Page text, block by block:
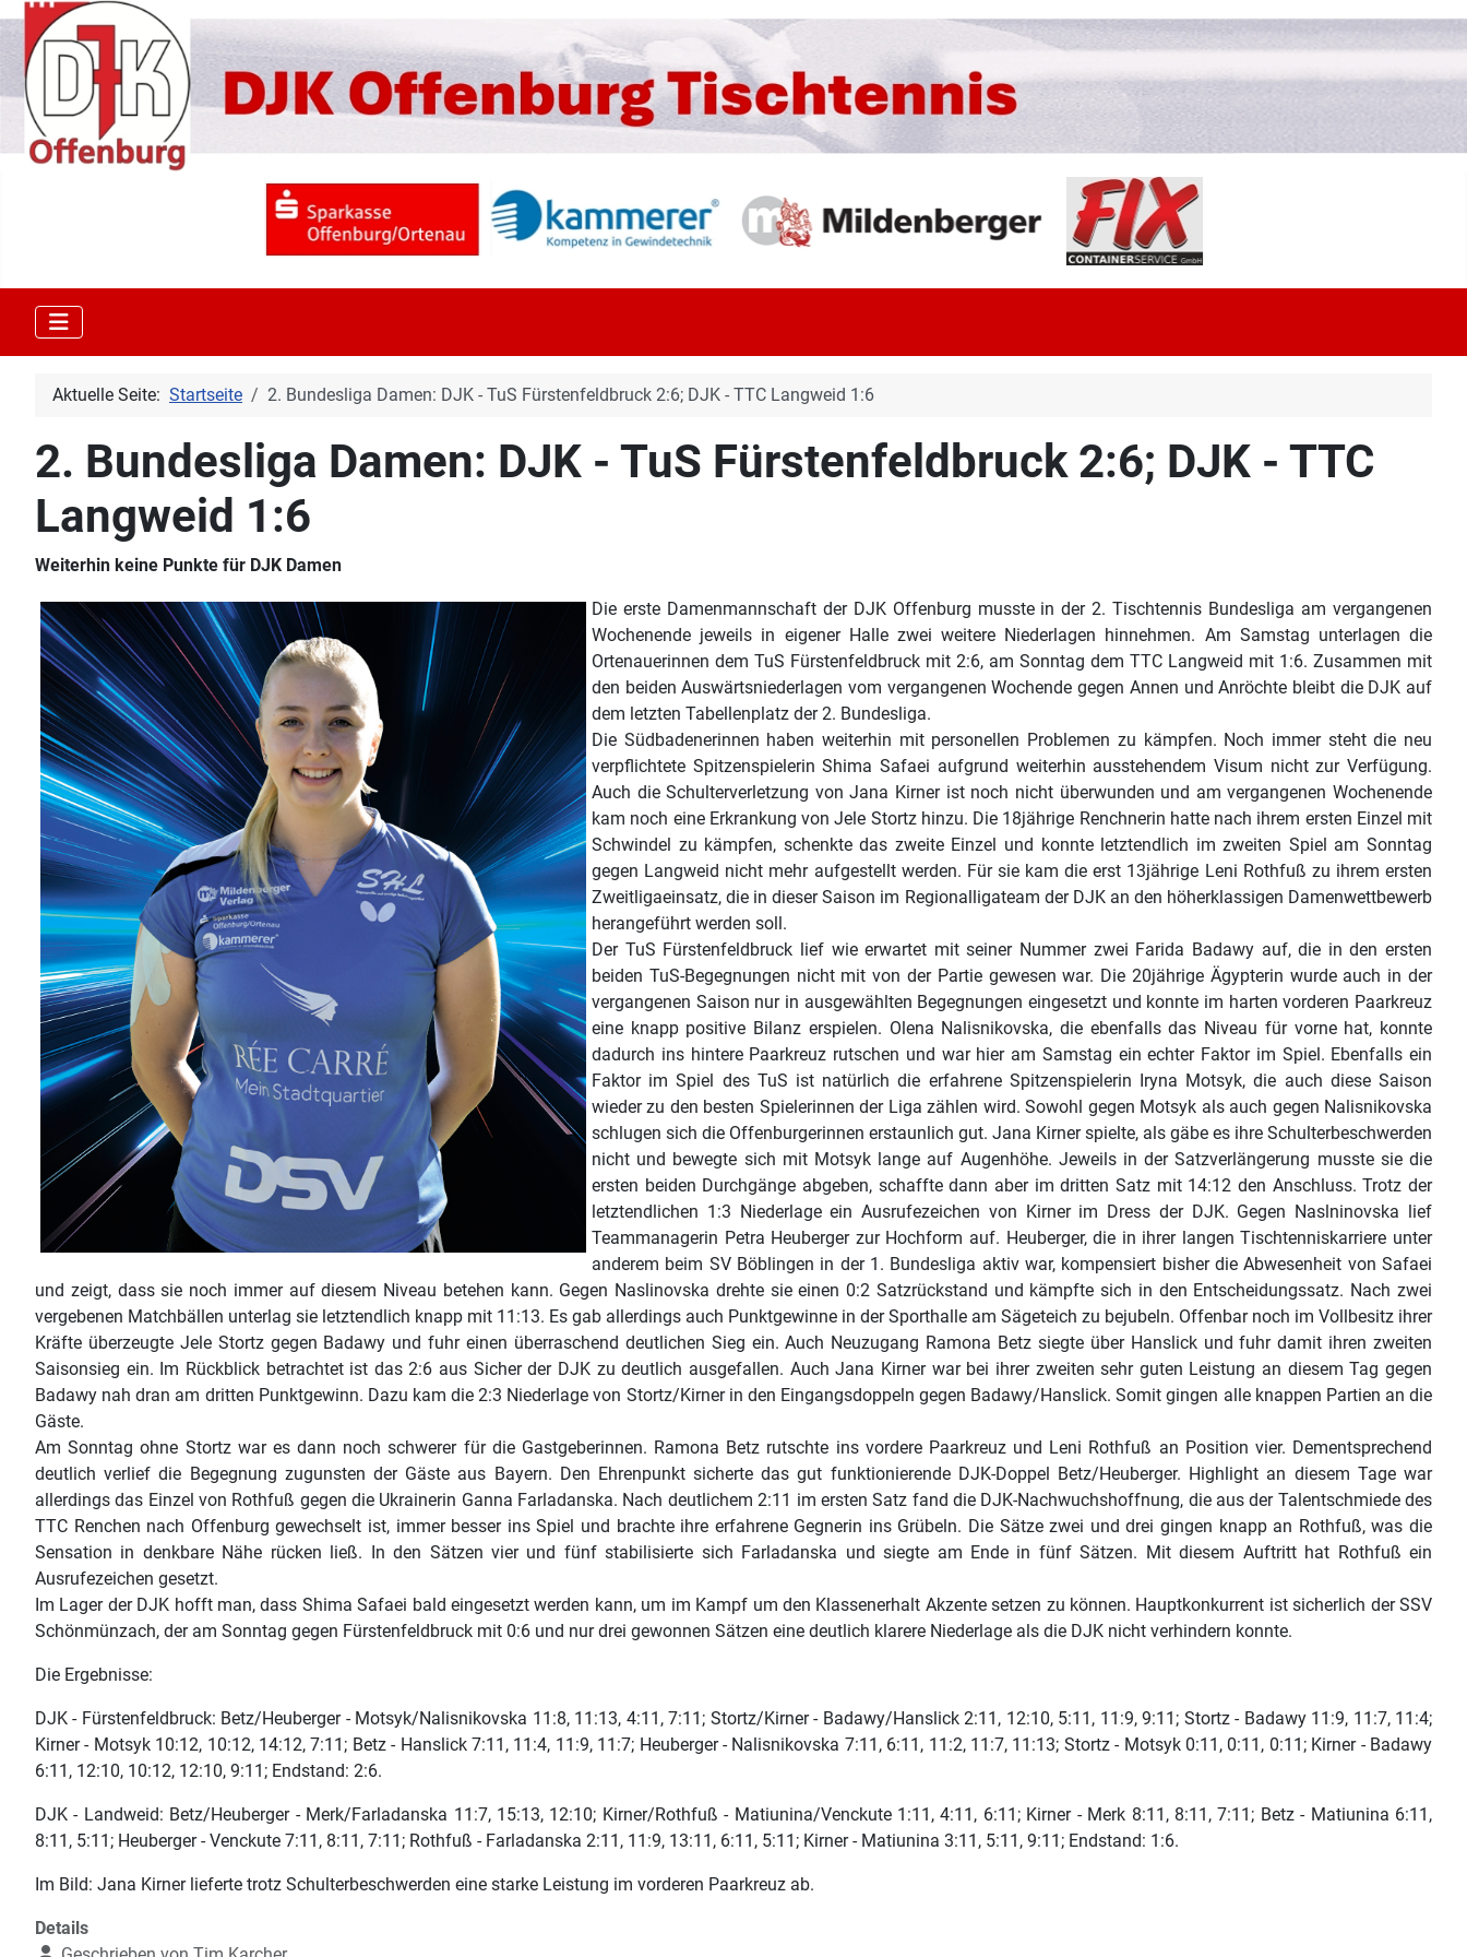
Aktuelle Seite: Startseite 2. Bundesliga Damen: DJK - TuS Fürstenfeldbruck 2:6; DJK - TTC Langweid 1:6
2. Bundesliga Damen: DJK - TuS Fürstenfeldbruck 2:6; DJK - TTC
Langweid 1:6
Weiterhin keine Punkte für DJK Damen
Die erste Damenmannschaft der DJK Offenburg musste in der 2. Tischtennis Bundesliga am vergangenen
Wochenende jeweils in eigener Halle zwei weitere Niederlagen hinnehmen. Am Samstag unterlagen die
Ortenauerinnen dem TuS Fürstenfeldbruck mit 2:6, am Sonntag dem TTC Langweid mit 1:6. Zusammen mit
den beiden Auswärtsniederlagen vom vergangenen Wochende gegen Annen und Anröchte bleibt die DJK auf
dem letzten Tabellenplatz der 2. Bundesliga.
Die Südbadenerinnen haben weiterhin mit personellen Problemen zu kämpfen. Noch immer steht die neu
verpflichtete Spitzenspielerin Shima Safaei aufgrund weiterhin ausstehendem Visum nicht zur Verfügung.
Auch die Schulterverletzung von Jana Kirner ist noch nicht überwunden und am vergangenen Wochenende
kam noch eine Erkrankung von Jele Stortz hinzu. Die 18jährige Renchnerin hatte nach ihrem ersten Einzel mit
Schwindel zu kämpfen, schenkte das zweite Einzel und konnte letztendlich im zweiten Spiel am Sonntag
gegen Langweid nicht mehr aufgestellt werden. Für sie kam die erst 13jährige Leni Rothfuß zu ihrem ersten
Zweitligaeinsatz, die in dieser Saison im Regionalligateam der DJK an den höherklassigen Damenwettbewerb
herangeführt werden soll.
Der TuS Fürstenfeldbruck lief wie erwartet mit seiner Nummer zwei Farida Badawy auf, die in den ersten
beiden TuS-Begegnungen nicht mit von der Partie gewesen war. Die 20jährige Ägypterin wurde auch in der
vergangenen Saison nur in ausgewählten Begegnungen eingesetzt und konnte im harten vorderen Paarkreuz
eine knapp positive Bilanz erspielen. Olena Nalisnikovska, die ebenfalls das Niveau für vorne hat, konnte
dadurch ins hintere Paarkreuz rutschen und war hier am Samstag ein echter Faktor im Spiel. Ebenfalls ein
Faktor im Spiel des TuS ist natürlich die erfahrene Spitzenspielerin Iryna Motsyk, die auch diese Saison
wieder zu den besten Spielerinnen der Liga zählen wird. Sowohl gegen Motsyk als auch gegen Nalisnikovska
schlugen sich die Offenburgerinnen erstaunlich gut. Jana Kirner spielte, als gäbe es ihre Schulterbeschwerden
nicht und bewegte sich mit Motsyk lange auf Augenhöhe. Jeweils in der Satzverlängerung musste sie die
ersten beiden Durchgänge abgeben, schaffte dann aber im dritten Satz mit 14:12 den Anschluss. Trotz der
letztendlichen 1:3 Niederlage ein Ausrufezeichen von Kirner im Dress der DJK. Gegen Naslninovska lief
Teammanagerin Petra Heuberger zur Hochform auf. Heuberger, die in ihrer langen Tischtenniskarriere unter
anderem beim SV Böblingen in der 1. Bundesliga aktiv war, kompensiert bisher die Abwesenheit von Safaei
und zeigt, dass sie noch immer auf diesem Niveau betehen kann. Gegen Naslinovska drehte sie einen 0:2 Satzrückstand und kämpfte sich in den Entscheidungssatz. Nach zwei
vergebenen Matchbällen unterlag sie letztendlich knapp mit 11:13. Es gab allerdings auch Punktgewinne in der Sporthalle am Sägeteich zu bejubeln. Offenbar noch im Vollbesitz ihrer
Kräfte überzeugte Jele Stortz gegen Badawy und fuhr einen überraschend deutlichen Sieg ein. Auch Neuzugang Ramona Betz siegte über Hanslick und fuhr damit ihren zweiten
Saisonsieg ein. Im Rückblick betrachtet ist das 2:6 aus Sicher der DJK zu deutlich ausgefallen. Auch Jana Kirner war bei ihrer zweiten sehr guten Leistung an diesem Tag gegen
Badawy nah dran am dritten Punktgewinn. Dazu kam die 2:3 Niederlage von Stortz/Kirner in den Eingangsdoppeln gegen Badawy/Hanslick. Somit gingen alle knappen Partien an die
Gäste.
Am Sonntag ohne Stortz war es dann noch schwerer für die Gastgeberinnen. Ramona Betz rutschte ins vordere Paarkreuz und Leni Rothfuß an Position vier. Dementsprechend
deutlich verlief die Begegnung zugunsten der Gäste aus Bayern. Den Ehrenpunkt sicherte das gut funktionierende DJK-Doppel Betz/Heuberger. Highlight an diesem Tage war
allerdings das Einzel von Rothfuß gegen die Ukrainerin Ganna Farladanska. Nach deutlichem 2:11 im ersten Satz fand die DJK-Nachwuchshoffnung, die aus der Talentschmiede des
TTC Renchen nach Offenburg gewechselt ist, immer besser ins Spiel und brachte ihre erfahrene Gegnerin ins Grübeln. Die Sätze zwei und drei gingen knapp an Rothfuß, was die
Sensation in denkbare Nähe rücken ließ. In den Sätzen vier und fünf stabilisierte sich Farladanska und siegte am Ende in fünf Sätzen. Mit diesem Auftritt hat Rothfuß ein
Ausrufezeichen gesetzt.
Im Lager der DJK hofft man, dass Shima Safaei bald eingesetzt werden kann, um im Kampf um den Klassenerhalt Akzente setzen zu können. Hauptkonkurrent ist sicherlich der SSV
Schönmünzach, der am Sonntag gegen Fürstenfeldbruck mit 0:6 und nur drei gewonnen Sätzen eine deutlich klarere Niederlage als die DJK nicht verhindern konnte.
Die Ergebnisse:
DJK - Fürstenfeldbruck: Betz/Heuberger - Motsyk/Nalisnikovska 11:8, 11:13, 4:11, 7:11; Stortz/Kirner - Badawy/Hanslick 2:11, 12:10, 5:11, 11:9, 9:11; Stortz - Badawy 11:9, 11:7, 11:4;
Kirner - Motsyk 10:12, 10:12, 14:12, 7:11; Betz - Hanslick 7:11, 11:4, 11:9, 11:7; Heuberger - Nalisnikovska 7:11, 6:11, 11:2, 11:7, 11:13; Stortz - Motsyk 0:11, 0:11, 0:11; Kirner - Badawy
6:11, 12:10, 10:12, 12:10, 9:11; Endstand: 2:6.
DJK - Landweid: Betz/Heuberger - Merk/Farladanska 11:7, 15:13, 12:10; Kirner/Rothfuß - Matiunina/Venckute 1:11, 4:11, 6:11; Kirner - Merk 8:11, 8:11, 7:11; Betz - Matiunina 6:11,
8:11, 5:11; Heuberger - Venckute 7:11, 8:11, 7:11; Rothfuß - Farladanska 2:11, 11:9, 13:11, 6:11, 5:11; Kirner - Matiunina 3:11, 5:11, 9:11; Endstand: 1:6.
Im Bild: Jana Kirner lieferte trotz Schulterbeschwerden eine starke Leistung im vorderen Paarkreuz ab.
Details